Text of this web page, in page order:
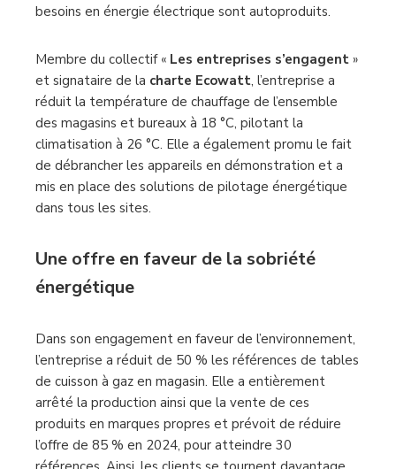
besoins en énergie électrique sont autoproduits.
Membre du collectif « Les entreprises s’engagent »
et signataire de la charte Ecowatt, l’entreprise a
réduit la température de chauffage de l’ensemble
des magasins et bureaux à 18 °C, pilotant la
climatisation à 26 °C. Elle a également promu le fait
de débrancher les appareils en démonstration et a
mis en place des solutions de pilotage énergétique
dans tous les sites.
Une offre en faveur de la sobriété
énergétique
Dans son engagement en faveur de l’environnement,
l’entreprise a réduit de 50 % les références de tables
de cuisson à gaz en magasin. Elle a entièrement
arrêté la production ainsi que la vente de ces
produits en marques propres et prévoit de réduire
l’offre de 85 % en 2024, pour atteindre 30